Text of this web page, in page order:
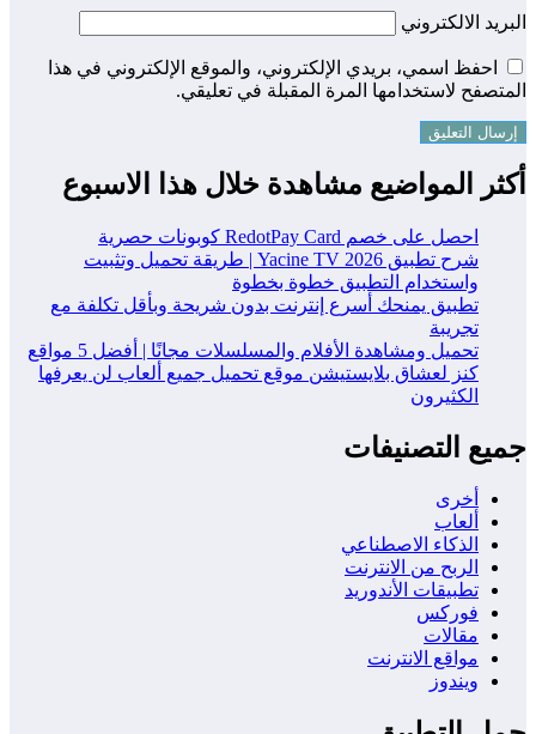
البريد الالكتروني
احفظ اسمي، بريدي الإلكتروني، والموقع الإلكتروني في هذا
المتصفح لاستخدامها المرة المقبلة في تعليقي.
أكثر المواضيع مشاهدة خلال هذا الاسبوع
احصل على خصم RedotPay Card كوبونات حصرية
شرح تطبيق Yacine TV 2026 | طريقة تحميل وتثبيت
واستخدام التطبيق خطوة بخطوة
تطبيق يمنحك أسرع إنترنت بدون شريحة وبأقل تكلفة مع
تجريبة
تحميل ومشاهدة الأفلام والمسلسلات مجانًا | أفضل 5 مواقع
كنز لعشاق بلايستيشن موقع تحميل جميع ألعاب لن يعرفها
الكثيرون
جميع التصنيفات
أخرى
ألعاب
الذكاء الاصطناعي
الربح من الانترنت
تطبيقات الأندوريد
فوركس
مقالات
مواقع الانترنت
ويندوز